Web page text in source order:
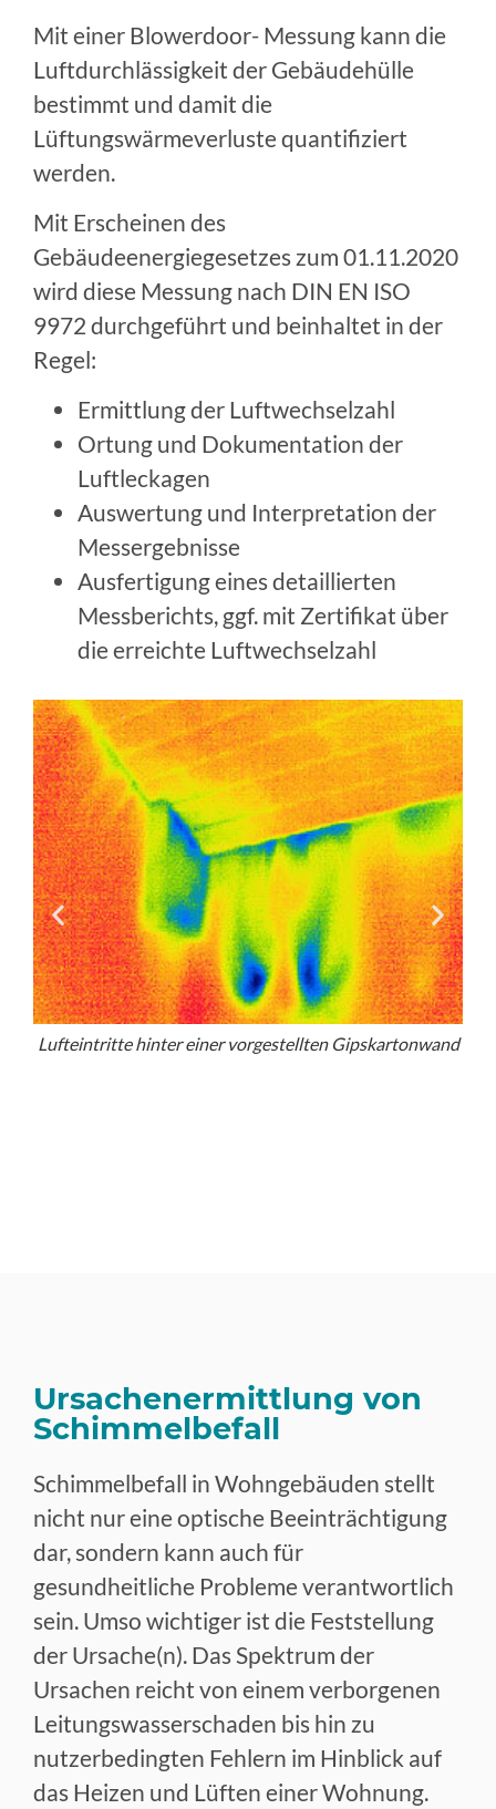
Mit einer Blowerdoor- Messung kann die
Luftdurchlässigkeit der Gebäudehülle
bestimmt und damit die
Lüftungswärmeverluste quantifiziert
werden.
Mit Erscheinen des
Gebäudeenergiegesetzes zum 01.11.2020
wird diese Messung nach DIN EN ISO
9972 durchgeführt und beinhaltet in der
Regel:
Ermittlung der Luftwechselzahl
Ortung und Dokumentation der
Luftleckagen
Auswertung und Interpretation der
Messergebnisse
Ausfertigung eines detaillierten
Messberichts, ggf. mit Zertifikat über
die erreichte Luftwechselzahl
Lufteintritte hinter einer vorgestellten Gipskartonwand
Ursachenermittlung von
Schimmelbefall
Schimmelbefall in Wohngebäuden stellt
nicht nur eine optische Beeinträchtigung
dar, sondern kann auch für
gesundheitliche Probleme verantwortlich
sein. Umso wichtiger ist die Feststellung
der Ursache(n). Das Spektrum der
Ursachen reicht von einem verborgenen
Leitungswasserschaden bis hin zu
nutzerbedingten Fehlern im Hinblick auf
das Heizen und Lüften einer Wohnung.